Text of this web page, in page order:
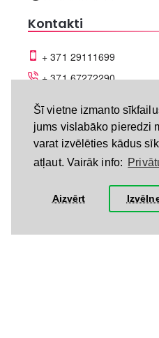
Šī vietne izmanto
jums vislabāko pieredzi
varat izvēlēties kādus
atļaut. Vairāk info:
Aizvērt
Kontakti
+ 371 29111699
+ 371 67272290
Daugavgrīvas iela 68A,